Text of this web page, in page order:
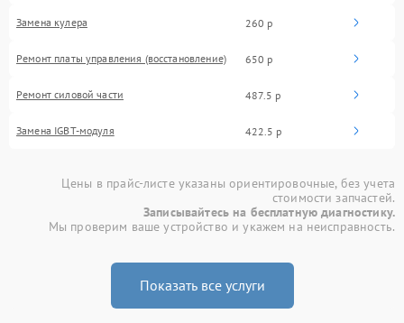
Замена кулера 260 р
Ремонт платы управления (восстановление) 650 р
Ремонт силовой части 487.5 р
Замена IGBT-модуля 422.5 р
Цены в прайс-листе указаны ориентировочные, без учета
стоимости запчастей.
Записывайтесь на бесплатную диагностику.
Мы проверим ваше устройство и укажем на неисправность.
Показать все услуги